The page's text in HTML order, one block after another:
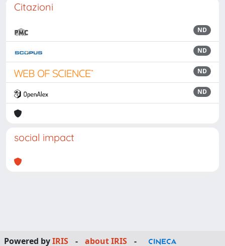
Citazioni
ND
ND
ND
ND
social impact
Powered byIRIS - about IRIS -